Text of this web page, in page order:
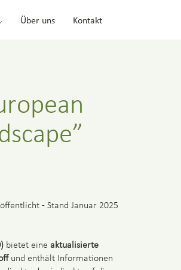
Über uns Kontakt
- Stand Januar 2025
bietet eine aktualisierte
und enthält Informationen